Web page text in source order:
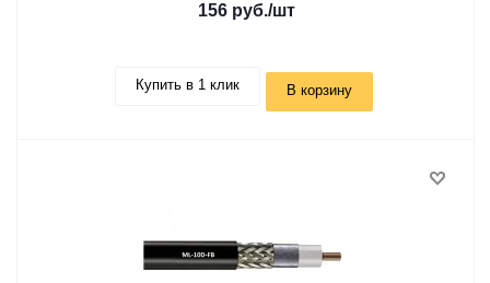
156 руб./шт
Купить в 1 клик В корзину